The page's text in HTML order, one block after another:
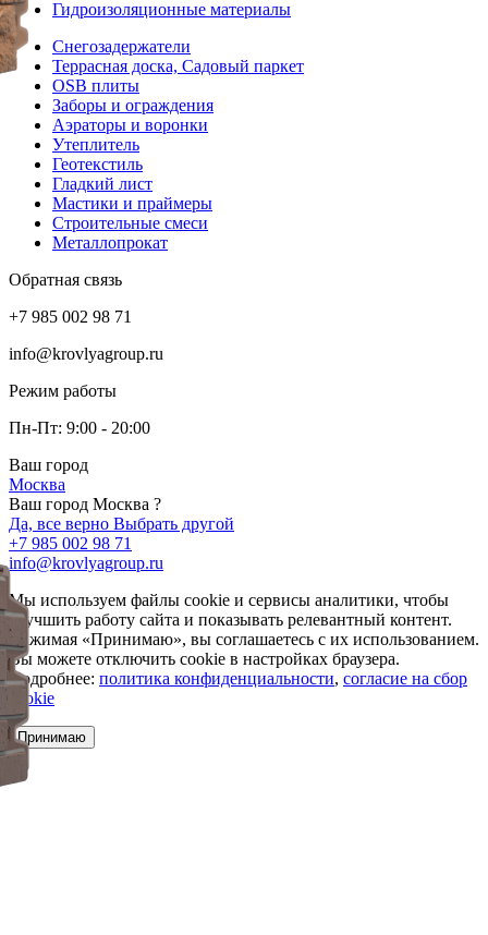
Гидроизоляционные материалы
Снегозадержатели
Террасная доска, Садовый паркет
OSB плиты
Заборы и ограждения
Аэраторы и воронки
Утеплитель
Геотекстиль
Гладкий лист
Мастики и праймеры
Строительные смеси
Металлопрокат
Обратная связь
+7 985 002 98 71
info@krovlyagroup.ru
Режим работы
Пн-Пт: 9:00 - 20:00
Ваш город
Москва
Ваш город Москва ?
Да, все верно Выбрать другой
+7 985 002 98 71
info@krovlyagroup.ru
Мы используем файлы cookie и сервисы аналитики, чтобы
улучшить работу сайта и показывать релевантный контент.
Нажимая «Принимаю», вы соглашаетесь с их использованием.
Вы можете отключить cookie в настройках браузера.
Подробнее: политика конфиденциальности, согласие на сбор
cookie
Принимаю